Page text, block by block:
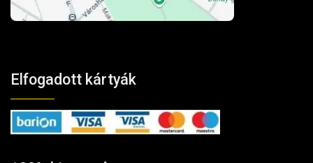
Elfogadott kártyák